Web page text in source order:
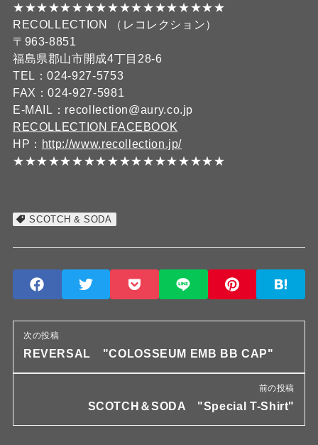
★★★★★★★★★★★★★★★★★★
RECOLLECTION （レコレクション）
〒963-8851
福島県郡山市開成4丁目28-6
TEL：024-927-5753
FAX：024-927-5981
E-MAIL：recollection@aury.co.jp
RECOLLECTION FACEBOOK
HP： http://www.recollection.jp/
★★★★★★★★★★★★★★★★★★
SCOTCH & SODA
次の投稿
REVERSAL "COLOSSEUM EMB BB CAP"
前の投稿
SCOTCH＆SODA "Special T-Shirt"